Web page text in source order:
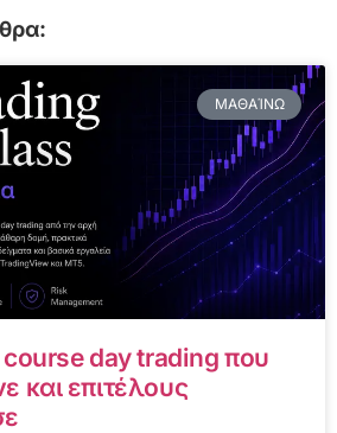
ΜΑΘΑΊΝΩ
course day trading που
και επιτέλους